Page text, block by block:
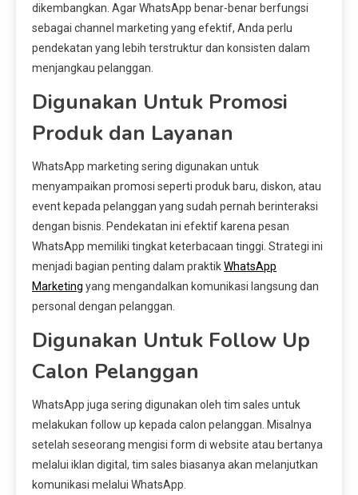
dikembangkan. Agar WhatsApp benar-benar berfungsi
sebagai channel marketing yang efektif, Anda perlu
pendekatan yang lebih terstruktur dan konsisten dalam
menjangkau pelanggan.
Digunakan Untuk Promosi
Produk dan Layanan
WhatsApp marketing sering digunakan untuk
menyampaikan promosi seperti produk baru, diskon, atau
event kepada pelanggan yang sudah pernah berinteraksi
dengan bisnis. Pendekatan ini efektif karena pesan
WhatsApp memiliki tingkat keterbacaan tinggi. Strategi ini
menjadi bagian penting dalam praktikWhatsApp
Marketing yang mengandalkan komunikasi langsung dan
personal dengan pelanggan.
Digunakan Untuk Follow Up
Calon Pelanggan
WhatsApp juga sering digunakan oleh tim sales untuk
melakukan follow up kepada calon pelanggan. Misalnya
setelah seseorang mengisi form di website atau bertanya
melalui iklan digital, tim sales biasanya akan melanjutkan
komunikasi melalui WhatsApp.